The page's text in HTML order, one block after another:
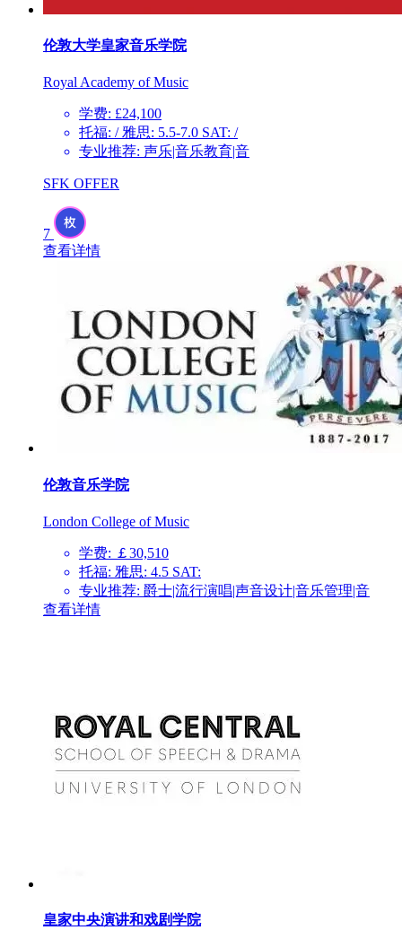
伦敦大学皇家音乐学院
Royal Academy of Music
学费: £24,100
托福: / 雅思: 5.5-7.0 SAT: /
专业推荐: 声乐|音乐教育|音
SFK OFFER
7
查看详情
伦敦音乐学院
London College of Music
学费: ￡30,510
托福: 雅思: 4.5 SAT:
专业推荐: 爵士|流行演唱|声音设计|音乐管理|音
查看详情
皇家中央演讲和戏剧学院